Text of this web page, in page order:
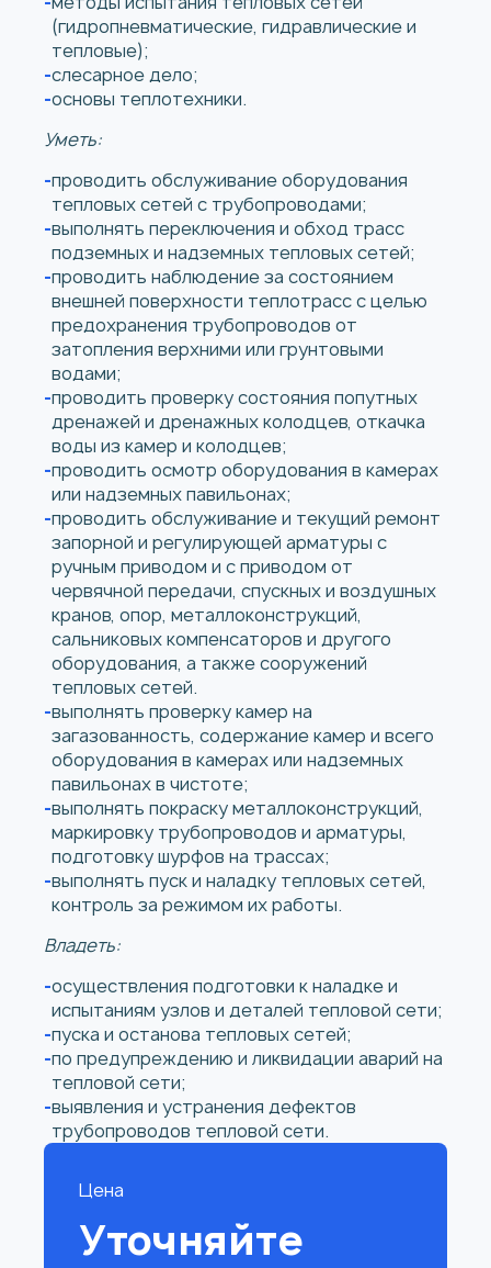
(гидропневматические, гидравлические и
тепловые);
слесарное дело;
основы теплотехники.
Уметь:
проводить обслуживание оборудования
тепловых сетей с трубопроводами;
выполнять переключения и обход трасс
подземных и надземных тепловых сетей;
проводить наблюдение за состоянием
внешней поверхности теплотрасс с целью
предохранения трубопроводов от
затопления верхними или грунтовыми
водами;
проводить проверку состояния попутных
дренажей и дренажных колодцев, откачка
воды из камер и колодцев;
проводить осмотр оборудования в камерах
или надземных павильонах;
проводить обслуживание и текущий ремонт
запорной и регулирующей арматуры с
ручным приводом и с приводом от
червячной передачи, спускных и воздушных
кранов, опор, металлоконструкций,
сальниковых компенсаторов и другого
оборудования, а также сооружений
тепловых сетей.
выполнять проверку камер на
загазованность, содержание камер и всего
оборудования в камерах или надземных
павильонах в чистоте;
выполнять покраску металлоконструкций,
маркировку трубопроводов и арматуры,
подготовку шурфов на трассах;
выполнять пуск и наладку тепловых сетей,
контроль за режимом их работы.
Владеть:
осуществления подготовки к наладке и
испытаниям узлов и деталей тепловой сети;
пуска и останова тепловых сетей;
по предупреждению и ликвидации аварий на
тепловой сети;
выявления и устранения дефектов
трубопроводов тепловой сети.
Цена
Уточняйте